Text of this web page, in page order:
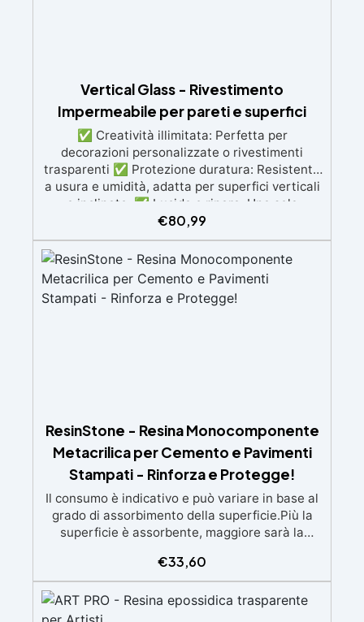
Vertical Glass - Rivestimento
Impermeabile per pareti e superfici
✅ Creatività illimitata: Perfetta per
decorazioni personalizzate o rivestimenti
trasparenti ✅ Protezione duratura: Resistente
a usura e umidità, adatta per superfici verticali
e inclinate. ✅ Lucida e ripara: Una sola
applicazione per una superficie brillante, liscia
e protetta dalle infiltrazioni ✅ Colorazione
personalizzabile: Compatibile con coloranti e
polveri metalliche per effetti cromatici unici. ✅
Facile da applicare: Priva di solventi e inodore,
con 1 kg ricopre circa 1 m2 (1 mm di spessore)
€80,99
ResinStone - Resina Monocomponente
Metacrilica per Cemento e Pavimenti
Stampati - Rinforza e Protegge!
Il consumo è indicativo e può variare in base al
grado di assorbimento della superficie.Più la
superficie è assorbente, maggiore sarà la
ottimale, consigliamo di acquistare una
quantità sufficiente per l’applicazione di almeno
due mani. ✅ Resina metacrilica
monocomponente per consolidare e proteggere
€33,60